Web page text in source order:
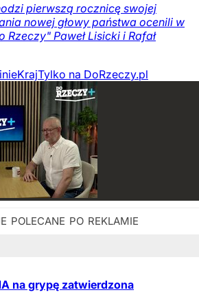
pierwszą rocznicę swojej
nowej głowy państwa ocenili w
Paweł Lisicki i Rafał
KrajTylko na DoRzeczy.pl
na grypę zatwierdzona